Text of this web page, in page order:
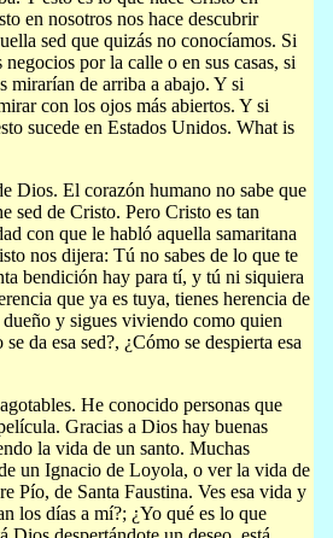
en nosotros nos hace descubrir
sed que quizás no conocíamos. Si
por la calle o en sus casas, si
mirarían de arriba a abajo. Y si
con los ojos más abiertos. Y si
sucede en Estados Unidos. What is
Dios. El corazón humano no sabe que
sed de Cristo. Pero Cristo es tan
con que le habló aquella samaritana
nos dijera: Tú no sabes de lo que te
bendición hay para tí, y tú ni siquiera
que ya es tuya, tienes herencia de
y sigues viviendo como quien
da esa sed?, ¿Cómo se despierta esa
He conocido personas que
Gracias a Dios hay buenas
la vida de un santo. Muchas
un Ignacio de Loyola, o ver la vida de
Pío, de Santa Faustina. Ves esa vida y
los días a mí?; ¿Yo qué es lo que